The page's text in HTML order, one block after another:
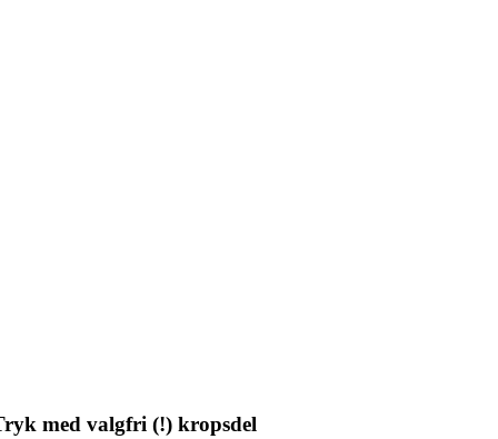
med valgfri (!) kropsdel